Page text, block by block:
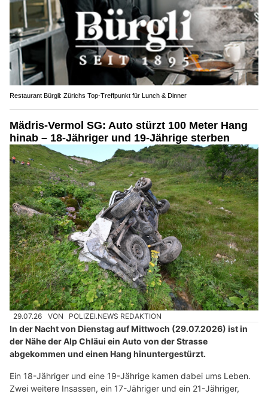
Restaurant Bürgli: Zürichs Top-Treffpunkt für Lunch & Dinner
Mädris-Vermol SG: Auto stürzt 100 Meter Hang
hinab – 18-Jähriger und 19-Jährige sterben
29.07.26 VON POLIZEI.NEWS REDAKTION
In der Nacht von Dienstag auf Mittwoch (29.07.2026) ist in
der Nähe der Alp Chläui ein Auto von der Strasse
abgekommen und einen Hang hinuntergestürzt.
Ein 18-Jähriger und eine 19-Jährige kamen dabei ums Leben.
Zwei weitere Insassen, ein 17-Jähriger und ein 21-Jähriger,